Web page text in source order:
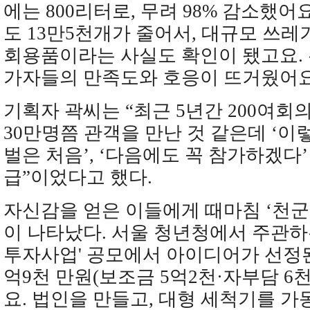
에는 800리터로, 무려 98% 감소했어
도 13만5천개가 줄어서, 대규모 쓰레
회용품이라는 사실도 확인이 됐고요
가자들의 만족도와 호응이 뜨거웠어
기획자 곽씨는 “최근 5년간 200여회
30만명쯤 관객을 만난 것 같은데 ‘이
벌은 처음’, ‘다음에도 꼭 참가하겠다
급”이었다고 했다.
자신감을 얻은 이들에게 때마침 ‘천
이 나타났다. 서울 청년청에서 주관
투자사업' 공모에서 아이디어가 선정
억9천 만원(보조금 5억2천·자부담 6
요. 법인을 만들고, 대형 세척기를 가